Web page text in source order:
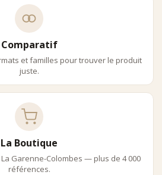
Comparatif
et familles pour trouver le produit
juste.
La Boutique
Garenne-Colombes — plus de 4 000
références.